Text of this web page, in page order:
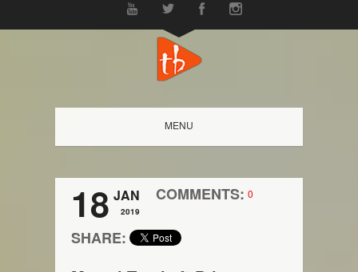
MENU
18 JAN
2019
COMMENTS: 0
SHARE: